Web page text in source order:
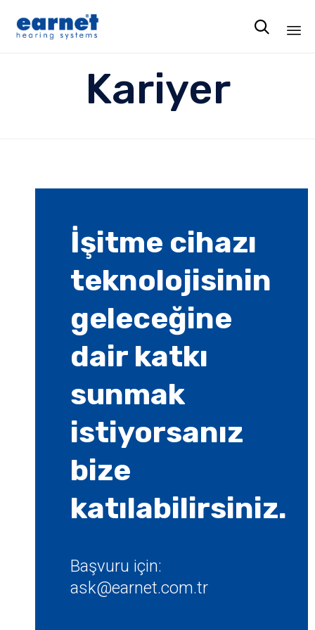

Kariyer
İşitme cihazı
teknolojisinin
geleceğine
dair katkı
sunmak
istiyorsanız
bize
katılabilirsiniz.
Başvuru için:
ask@earnet.com.tr